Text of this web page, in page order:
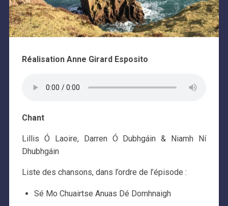
Réalisation Anne Girard Esposito
Chant
Lillis Ó Laoire, Darren Ó Dubhgáin & Niamh Ní
Dhubhgáin
Liste des chansons, dans l’ordre de l’épisode :
Sé Mo Chuairtse Anuas Dé Domhnaigh